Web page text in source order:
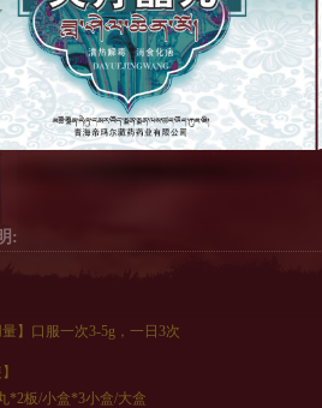
:
量】口服一次3-5g，一日3次
*2板/小盒*3小盒/大盒